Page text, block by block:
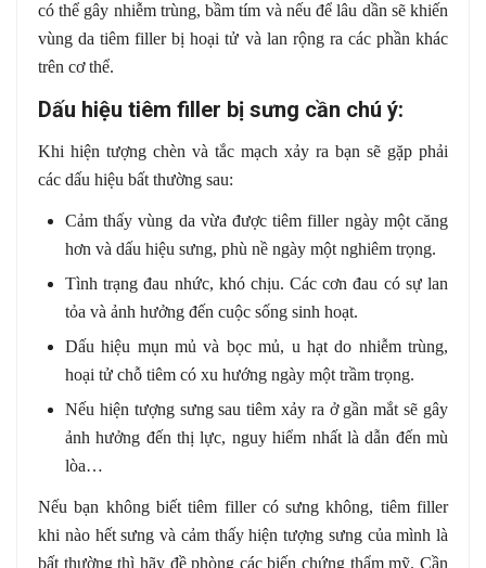
có thể gây nhiễm trùng, bầm tím và nếu để lâu dần sẽ khiến
vùng da tiêm filler bị hoại tử và lan rộng ra các phần khác
trên cơ thể.
Dấu hiệu tiêm filler bị sưng cần chú ý:
Khi hiện tượng chèn và tắc mạch xảy ra bạn sẽ gặp phải
các dấu hiệu bất thường sau:
Cảm thấy vùng da vừa được tiêm filler ngày một căng
hơn và dấu hiệu sưng, phù nề ngày một nghiêm trọng.
Tình trạng đau nhức, khó chịu. Các cơn đau có sự lan
tỏa và ảnh hưởng đến cuộc sống sinh hoạt.
Dấu hiệu mụn mủ và bọc mủ, u hạt do nhiễm trùng,
hoại tử chỗ tiêm có xu hướng ngày một trầm trọng.
Nếu hiện tượng sưng sau tiêm xảy ra ở gần mắt sẽ gây
ảnh hưởng đến thị lực, nguy hiểm nhất là dẫn đến mù
lòa…
Nếu bạn không biết tiêm filler có sưng không, tiêm filler
khi nào hết sưng và cảm thấy hiện tượng sưng của mình là
bất thường thì hãy đề phòng các biến chứng thẩm mỹ. Cần